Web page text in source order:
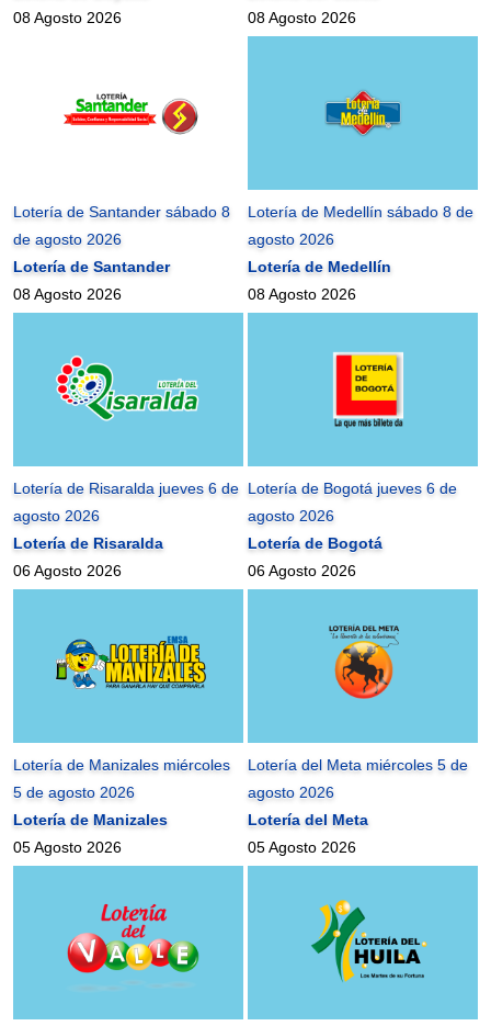
08 Agosto 2026
08 Agosto 2026
Lotería de Santander sábado 8
de agosto 2026
Lotería de Santander
08 Agosto 2026
Lotería de Medellín sábado 8 de
agosto 2026
Lotería de Medellín
08 Agosto 2026
Lotería de Risaralda jueves 6 de
agosto 2026
Lotería de Risaralda
06 Agosto 2026
Lotería de Bogotá jueves 6 de
agosto 2026
Lotería de Bogotá
06 Agosto 2026
Lotería de Manizales miércoles
5 de agosto 2026
Lotería de Manizales
05 Agosto 2026
Lotería del Meta miércoles 5 de
agosto 2026
Lotería del Meta
05 Agosto 2026